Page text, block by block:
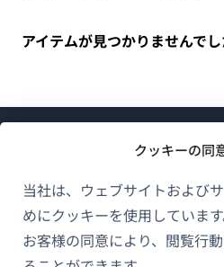
クッキーの同
当社は、ウェブサイトおよび
めにクッキーを使用しています
お客様の同意により、閲覧行
アイテムが見つかりませんで
WPMLにつ
GDPRおよびプライ